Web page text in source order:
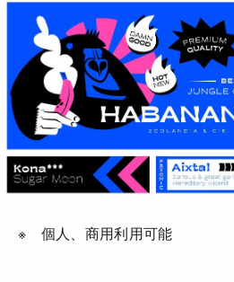
※ 個人、商用利用可能